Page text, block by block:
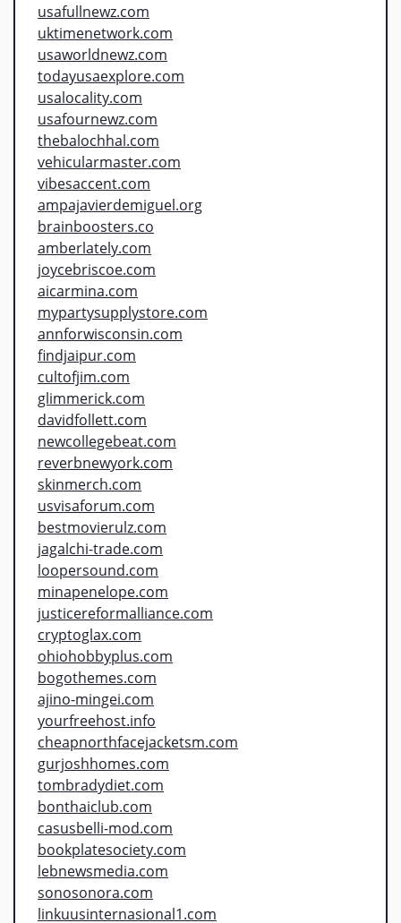
usafullnewz.com
uktimenetwork.com
usaworldnewz.com
todayusaexplore.com
usalocality.com
usafournewz.com
thebalochhal.com
vehicularmaster.com
vibesaccent.com
ampajavierdemiguel.org
brainboosters.co
amberlately.com
joycebriscoe.com
aicarmina.com
mypartysupplystore.com
annforwisconsin.com
findjaipur.com
cultofjim.com
glimmerick.com
davidfollett.com
newcollegebeat.com
reverbnewyork.com
skinmerch.com
usvisaforum.com
bestmovierulz.com
jagalchi-trade.com
loopersound.com
minapenelope.com
justicereformalliance.com
cryptoglax.com
ohiohobbyplus.com
bogothemes.com
ajino-mingei.com
yourfreehost.info
cheapnorthfacejacketsm.com
gurjoshhomes.com
tombradydiet.com
bonthaiclub.com
casusbelli-mod.com
bookplatesociety.com
lebnewsmedia.com
sonosonora.com
linkuusinternasional1.com